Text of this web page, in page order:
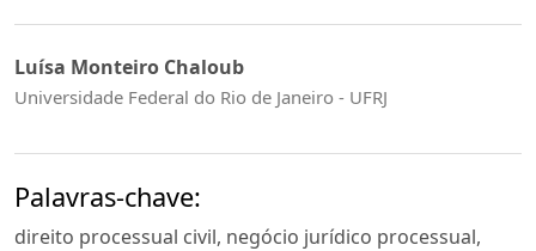
Luísa Monteiro Chaloub
Universidade Federal do Rio de Janeiro - UFRJ
Palavras-chave:
direito processual civil, negócio jurídico processual,